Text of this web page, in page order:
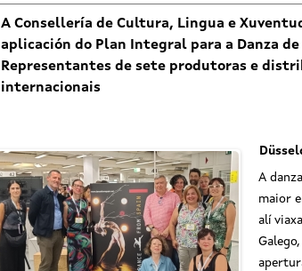
A Consellería de Cultura, Lingua e
aplicación do Plan Integral para a Danza
Representantes de sete produtoras e
internacionais
A
maior
alí